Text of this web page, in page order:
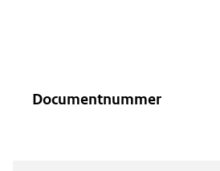
Documentnummer